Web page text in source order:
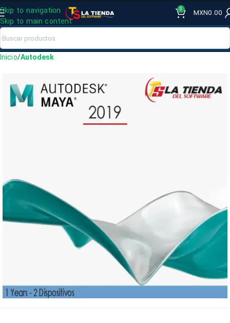
Skip to navigation
Skip to main content
0 MXN0.00
Inicio Autodesk